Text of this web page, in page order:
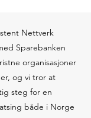
Nettverk
Sparebanken
organisasjoner
og vi tror at
steg for en
både i Norge